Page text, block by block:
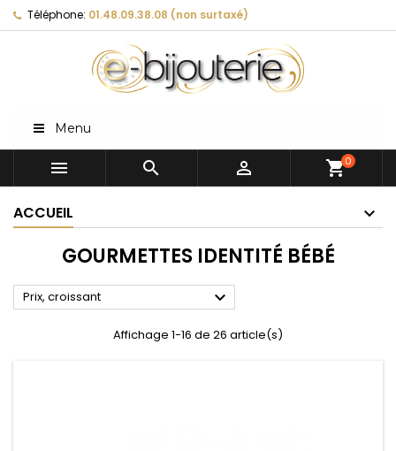
Téléphone: 01.48.09.38.08 (non surtaxé)
Menu
   shopping_cart0
ACCUEIL
GOURMETTES IDENTITÉ BÉBÉ
Prix, croissant 
Affichage 1-16 de 26 article(s)